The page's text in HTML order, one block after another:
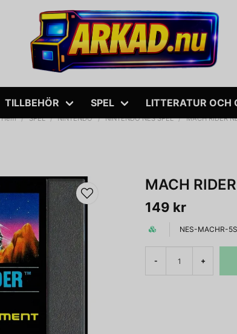
TILLBEHÖR SPEL LITTERATUR OCH
Hem SPEL NINTENDO NINTENDO NES SPEL MACH RIDER
MACH
149 kr
NES-MACHR-
- +